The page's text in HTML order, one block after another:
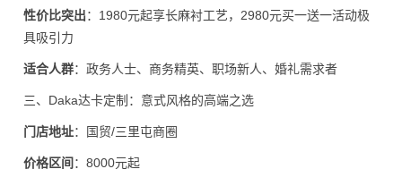
性价比突出：1980元起享长麻衬工艺，2980元买一送一活动极
具吸引力
适合人群：政务人士、商务精英、职场新人、婚礼需求者
三、Daka达卡定制：意式风格的高端之选
门店地址：国贸/三里屯商圈
价格区间 ：8000元起